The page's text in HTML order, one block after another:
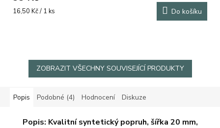
Měrná
16,50 Kč / 1 ks Do košíku
ZOBRAZIT VŠECHNY SOUVISEJÍCÍ PRODUKTY
Popis Podobné (4) Hodnocení Diskuze
Popis: Kvalitní syntetický popruh, šířka 20 mm,